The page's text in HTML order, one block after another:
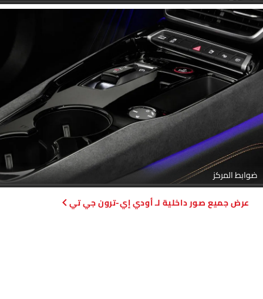
ضوابط المركز
صور داخلية لـ أودي إي-ترون جي تي